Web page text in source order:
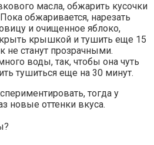
масла, обжарить кусочки
обжаривается, нарезать
и очищенное яблоко,
крышкой и тушить еще 15
не станут прозрачными.
воды, так, чтобы она чуть
тушиться еще на 30 минут.
тогда у
новые оттенки вкуса.